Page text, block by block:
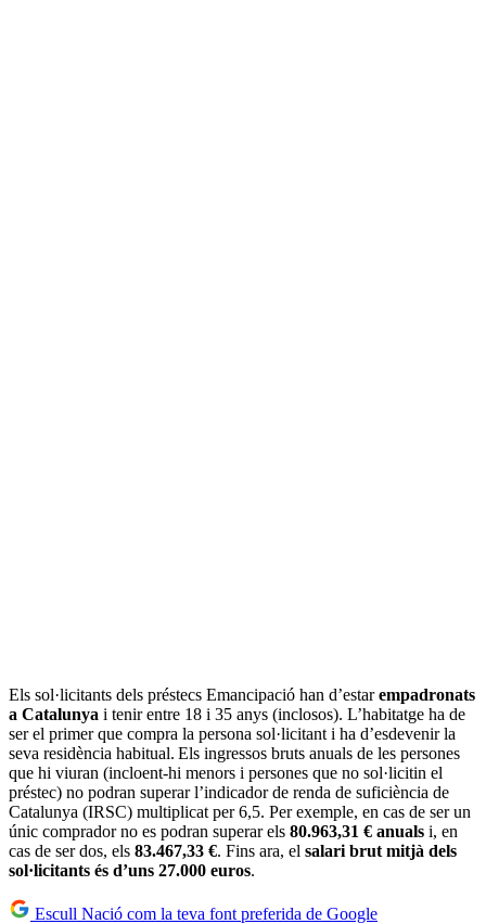
Els sol·licitants dels préstecs Emancipació han d’estarempadronats
a Catalunya i tenir entre 18 i 35 anys (inclosos). L’habitatge ha de
ser el primer que compra la persona sol·licitant i ha d’esdevenir la
seva residència habitual. Els ingressos bruts anuals de les persones
que hi viuran (incloent-hi menors i persones que no sol·licitin el
préstec) no podran superar l’indicador de renda de suficiència de
Catalunya (IRSC) multiplicat per 6,5. Per exemple, en cas de ser un
únic comprador no es podran superar els 80.963,31 € anuals i, en
cas de ser dos, els 83.467,33 €. Fins ara, el salari brut mitjà dels
sol·licitants és d’uns 27.000 euros.
Escull Nació com la teva font preferida de Google